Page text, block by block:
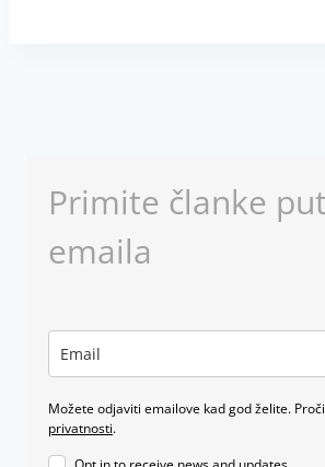
Primite članke
emaila
Možete odjaviti emailove kad god želite.
privatnosti.